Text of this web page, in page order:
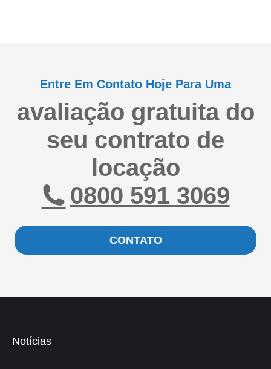
Entre Em Contato Hoje Para Uma
avaliação gratuita do
seu contrato de
locação
0800 591 3069
CONTATO
Notícias